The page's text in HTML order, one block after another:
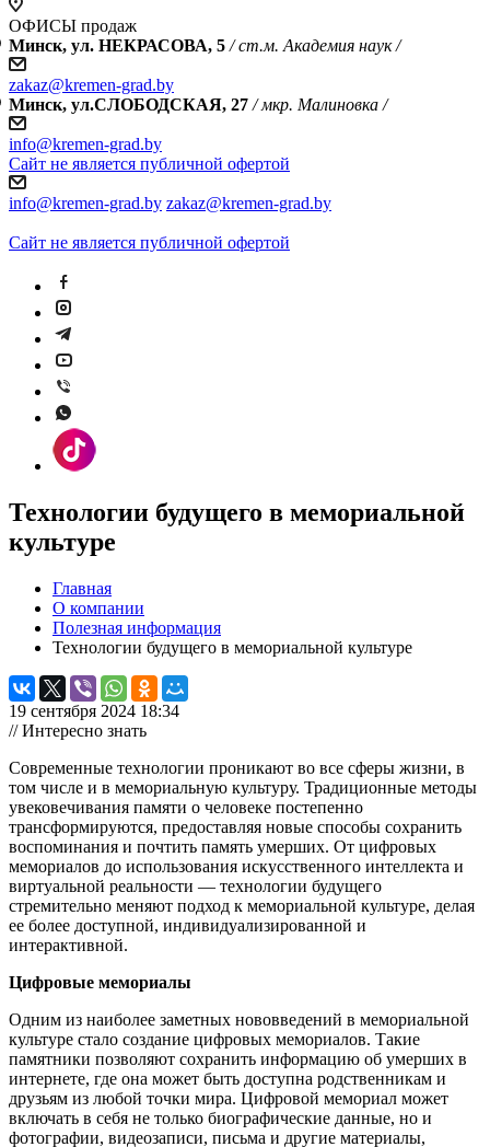
ОФИСЫ продаж
Минск, ул. НЕКРАСОВА, 5 / ст.м. Академия наук /
zakaz@kremen-grad.by
Минск, ул.СЛОБОДСКАЯ, 27 / мкр. Малиновка /
info@kremen-grad.by
Сайт не является публичной офертой
info@kremen-grad.by zakaz@kremen-grad.by
Сайт не является публичной офертой
Технологии будущего в мемориальной
культуре
Главная
О компании
Полезная информация
Технологии будущего в мемориальной культуре
19 сентября 2024 18:34
// Интересно знать
Современные технологии проникают во все сферы жизни, в
том числе и в мемориальную культуру. Традиционные методы
увековечивания памяти о человеке постепенно
трансформируются, предоставляя новые способы сохранить
воспоминания и почтить память умерших. От цифровых
мемориалов до использования искусственного интеллекта и
виртуальной реальности — технологии будущего
стремительно меняют подход к мемориальной культуре, делая
ее более доступной, индивидуализированной и
интерактивной.
Цифровые мемориалы
Одним из наиболее заметных нововведений в мемориальной
культуре стало создание цифровых мемориалов. Такие
памятники позволяют сохранить информацию об умерших в
интернете, где она может быть доступна родственникам и
друзьям из любой точки мира. Цифровой мемориал может
включать в себя не только биографические данные, но и
фотографии, видеозаписи, письма и другие материалы,